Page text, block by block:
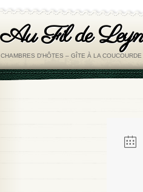
Au Fil de
CHAMBRES D'HÔTES – GÎTE À LA